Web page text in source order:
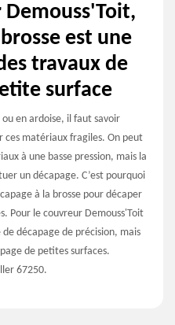
est une
travaux de
surface
en ardoise, il faut savoir
ces matériaux fragiles. On peut
à une basse pression, mais la
un décapage. C’est pourquoi
à la brosse pour décaper
Pour le couvreur Demouss'Toit
décapage de précision, mais
de petites surfaces.
67250.